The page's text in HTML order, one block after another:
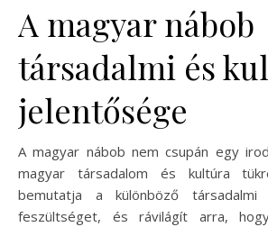
A magyar nábob
társadalmi és
jelentősége
A magyar nábob nem csupán egy
magyar társadalom és kultúra
bemutatja a különböző társadalmi
feszültséget, és rávilágít arra,